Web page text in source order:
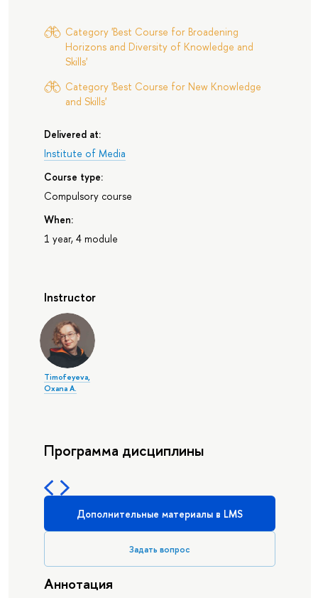
Category 'Best Course for Broadening
Horizons and Diversity of Knowledge and
Skills'
Category 'Best Course for New Knowledge
and Skills'
Delivered at:
Institute of Media
Course type:
Compulsory course
When:
1 year, 4 module
Instructor
Timofeyeva,
Oxana A.
Программа дисциплины
Дополнительные материалы в LMS
Задать вопрос
Аннотация